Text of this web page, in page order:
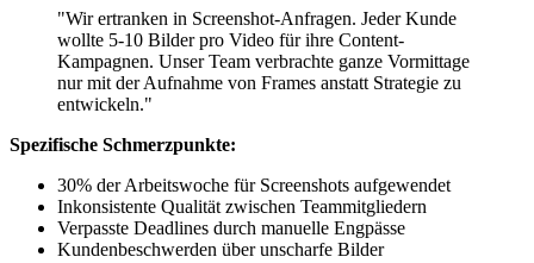
"Wir ertranken in Screenshot-Anfragen. Jeder Kunde
wollte 5-10 Bilder pro Video für ihre Content-
Kampagnen. Unser Team verbrachte ganze Vormittage
nur mit der Aufnahme von Frames anstatt Strategie zu
entwickeln."
Spezifische Schmerzpunkte:
30% der Arbeitswoche für Screenshots aufgewendet
Inkonsistente Qualität zwischen Teammitgliedern
Verpasste Deadlines durch manuelle Engpässe
Kundenbeschwerden über unscharfe Bilder